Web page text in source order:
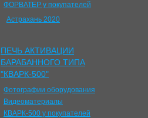
ФОРВАТЕР у покупателей
Астрахань 2020
ПЕЧЬ АКТИВАЦИИ
БАРАБАННОГО ТИПА
"КВАРК-500"
Фотографии оборудования
Видеоматериалы
КВАРК-500 у покупателей